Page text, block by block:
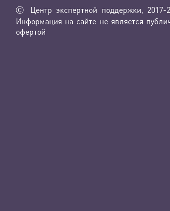
Ⓒ Центр экспертной поддержки, 2017-
Информация на сайте не является
офертой